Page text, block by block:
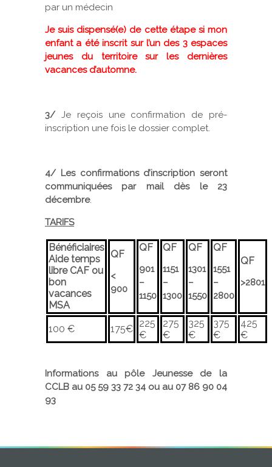
par un médecin
Je suis dispensé(e) de cette étape si mon
enfant a été inscrit sur l’un des 3 espaces
jeunes du territoire sur les dernières
vacances d’automne.
3/Je reçois une confirmation de pré-
inscription une fois le dossier complet.
4/ Les confirmations d’inscription seront
communiquées par mail dès le 23
décembre.
TARIFS
Bénéficiaires
Aide temps
libre CAF ou
bon
vacances
MSA
QF
<
900
QF
901
–
1150
QF
1151
–
1300
QF
1301
–
1550
QF
1551
–
2800
QF
>2801
100 € 175€ 225
€
275
€
325
€
375
€
425
€
Informations au pôle Jeunesse de la
CCLB au 05 59 33 72 34 ou au 07 86 90 04
93